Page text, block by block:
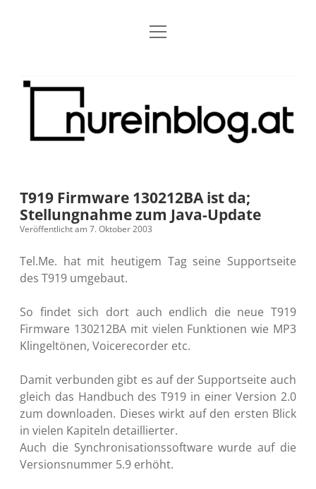
Blog
Archiv
Kontakt
Grundsätze Dropdown-
Kreativitätserklärung
Barrierefreiheit
Meine Fediverse Regeln
öffnen
barcamper.at – Die österreichische Barcamp Liste
Alleinr – Der Ruheraum im Web (externer Link)
S9y InfoCamp – Der Serendpity Podcast (externer
Impressum Dropdown-
Menü
öffnen
Datenschutz
Microblog
Menü
Nur
Blog
T919 Firmware 130212BA ist da;
Stellungnahme zum Java-Update
Veröffentlicht am 7. Oktober 2003
Tel.Me. hat mit heutigem Tag seine Supportseite
des T919 umgebaut.
So findet sich dort auch endlich die neue T919
Firmware 130212BA mit vielen Funktionen wie MP3
Klingeltönen, Voicerecorder etc.
Damit verbunden gibt es auf der Supportseite auch
gleich das Handbuch des T919 in einer Version 2.0
zum downloaden. Dieses wirkt auf den ersten Blick
in vielen Kapiteln detaillierter.
Auch die Synchronisationssoftware wurde auf die
Versionsnummer 5.9 erhöht.